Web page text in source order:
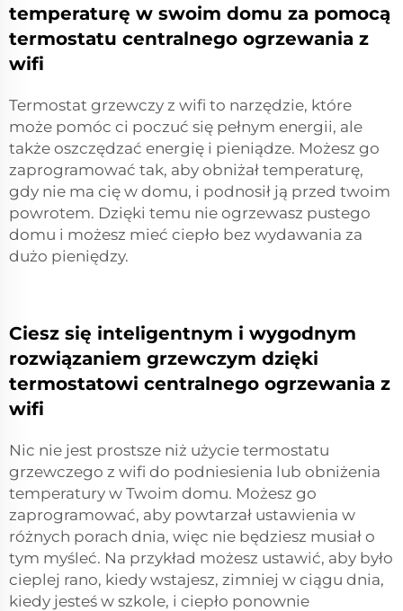
temperaturę w swoim domu za pomocą
termostatu centralnego ogrzewania z
wifi
Termostat grzewczy z wifi to narzędzie, które
może pomóc ci poczuć się pełnym energii, ale
także oszczędzać energię i pieniądze. Możesz go
zaprogramować tak, aby obniżał temperaturę,
gdy nie ma cię w domu, i podnosił ją przed twoim
powrotem. Dzięki temu nie ogrzewasz pustego
domu i możesz mieć ciepło bez wydawania za
dużo pieniędzy.
Ciesz się inteligentnym i wygodnym
rozwiązaniem grzewczym dzięki
termostatowi centralnego ogrzewania z
wifi
Nic nie jest prostsze niż użycie termostatu
grzewczego z wifi do podniesienia lub obniżenia
temperatury w Twoim domu. Możesz go
zaprogramować, aby powtarzał ustawienia w
różnych porach dnia, więc nie będziesz musiał o
tym myśleć. Na przykład możesz ustawić, aby było
cieplej rano, kiedy wstajesz, zimniej w ciągu dnia,
kiedy jesteś w szkole, i ciepło ponownie